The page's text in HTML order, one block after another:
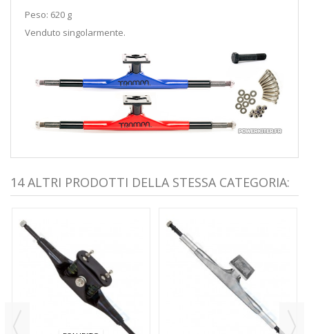
Peso: 620 g
Venduto singolarmente.
14 ALTRI PRODOTTI DELLA STESSA CATEGORIA: